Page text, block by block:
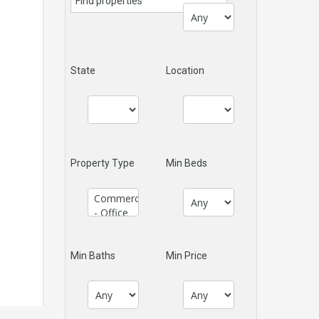
State Location
Property Type Min Beds
Min Baths Min Price